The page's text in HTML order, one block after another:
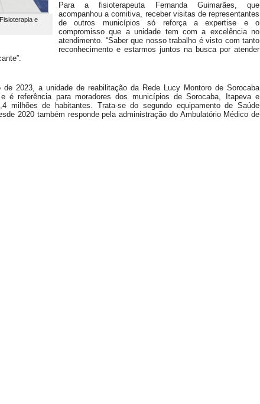
e
Para a fisioterapeuta Fernanda Guimarães, que
acompanhou a comitiva, receber visitas de representantes
de outros municípios só reforça a expertise e o
compromisso que a unidade tem com a excelência no
atendimento. “Saber que nosso trabalho é visto com tanto
reconhecimento e estarmos juntos na busca por atender
2023, a unidade de reabilitação da Rede Lucy Montoro de Sorocaba
é referência para moradores dos municípios de Sorocaba, Itapeva e
milhões de habitantes. Trata-se do segundo equipamento de Saúde
2020 também responde pela administração do Ambulatório Médico de